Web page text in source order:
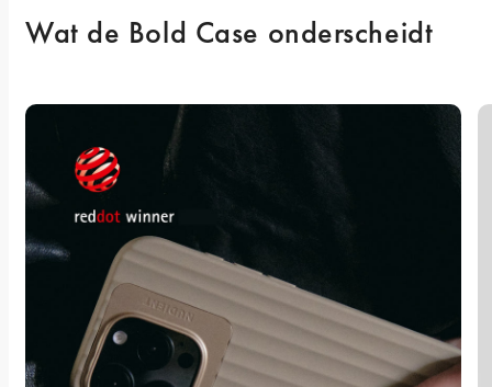
Wat de Bold Case onderscheidt